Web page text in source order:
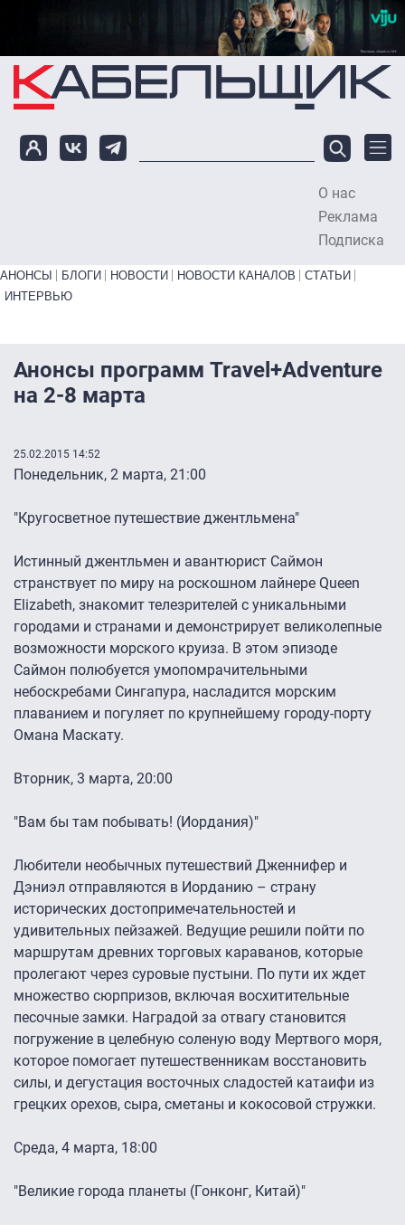
Перейти к основному содержанию
О нас
Реклама
Подписка
Primary links bottom
АНОНСЫ БЛОГИ НОВОСТИ НОВОСТИ КАНАЛОВ
СТАТЬИ
ИНТЕРВЬЮ
Анонсы программ Travel+Adventure
на 2-8 марта
25.02.2015 14:52
Понедельник, 2 марта, 21:00
"Кругосветное путешествие джентльмена"
Истинный джентльмен и авантюрист Саймон
странствует по миру на роскошном лайнере Queen
Elizabeth, знакомит телезрителей с уникальными
городами и странами и демонстрирует великолепные
возможности морского круиза. В этом эпизоде
Саймон полюбуется умопомрачительными
небоскребами Сингапура, насладится морским
плаванием и погуляет по крупнейшему городу-порту
Омана Маскату.
Вторник, 3 марта, 20:00
"Вам бы там побывать! (Иордания)"
Любители необычных путешествий Дженнифер и
Дэниэл отправляются в Иорданию – страну
исторических достопримечательностей и
удивительных пейзажей. Ведущие решили пойти по
маршрутам древних торговых караванов, которые
пролегают через суровые пустыни. По пути их ждет
множество сюрпризов, включая восхитительные
песочные замки. Наградой за отвагу становится
погружение в целебную соленую воду Мертвого моря,
которое помогает путешественникам восстановить
силы, и дегустация восточных сладостей катаифи из
грецких орехов, сыра, сметаны и кокосовой стружки.
Среда, 4 марта, 18:00
"Великие города планеты (Гонконг, Китай)"